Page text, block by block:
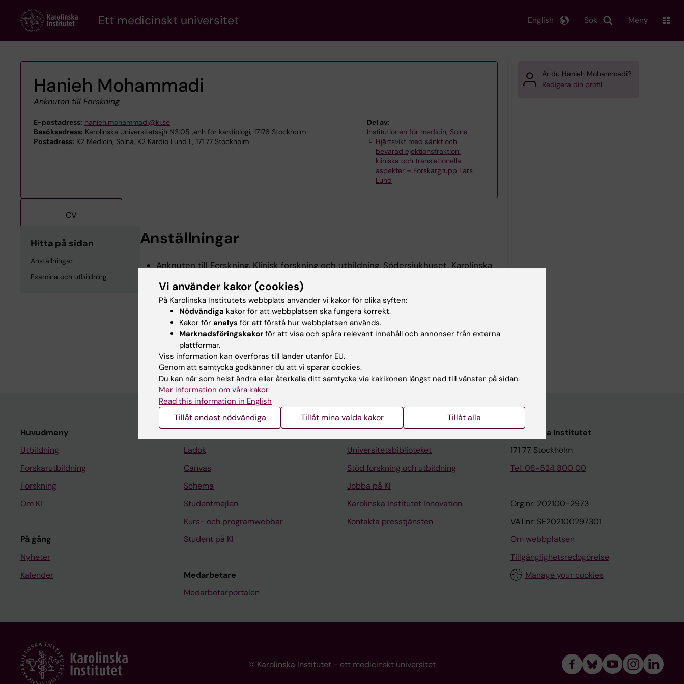
content
Ett medicinskt universitet Sök
English Meny
Hanieh Mohammadi
Anknuten till Forskning
E-postadress: hanieh.mohammadi@ki.se
Besöksadress: Karolinska Universitetssjh N3:05 ,enh för kardiologi, 17176 Stockholm
Postadress: K2 Medicin, Solna, K2 Kardio Lund L, 171 77 Stockholm
Del av:
Institutionen för medicin, Solna
Hjärtsvikt med sänkt och
bevarad ejektionsfraktion:
kliniska och translationella
aspekter – Forskargrupp Lars
Lund
CV
Hitta på sidan
Anställningar
Examina och utbildning
Anställningar
Anknuten till Forskning, Klinisk forskning och utbildning, Södersjukhuset, Karolinska
Anknuten till Forskning, Medicin, Solna, Karolinska Institutet, 2024-2027
Examina och utbildning
Läkarexamen, Karolinska Institutet, 2018
Är du Hanieh Mohammadi?
Redigera din profil
Huvudmeny
Utbildning
Forskarutbildning
Forskning
Om KI
På gång
Nyheter
Kalender
Ladok
Canvas
Schema
Studentmejlen
Kurs- och programwebbar
Student på KI
Medarbetare
Medarbetarportalen
Universitetsbiblioteket
Stöd forskning och utbildning
Jobba på KI
Karolinska Institutet Innovation
Kontakta presstjänsten
Karolinska Institutet
171 77 Stockholm
Tel: 08-524 800 00
Org.nr: 202100-2973
VAT.nr: SE202100297301
Om webbplatsen
Tillgänglighetsredogörelse
Manage your cookies
© Karolinska Institutet - ett medicinskt universitet
Vi använder kakor (cookies)
På Karolinska Institutets webbplats använder vi kakor för olika syften:
Nödvändiga kakor för att webbplatsen ska fungera korrekt.
Kakor för analys för att förstå hur webbplatsen används.
Marknadsföringskakor för att visa och spåra relevant innehåll och annonser från externa
plattformar.
Viss information kan överföras till länder utanför EU.
Genom att samtycka godkänner du att vi sparar cookies.
Du kan när som helst ändra eller återkalla ditt samtycke via kakikonen längst ned till vänster på sidan.
Mer information om våra kakor
Read this information in English
Tillåt endast nödvändiga Tillåt mina valda kakor Tillåt alla